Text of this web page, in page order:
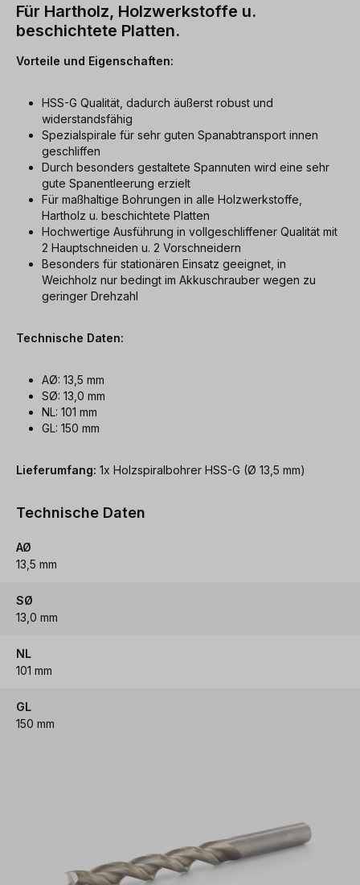
Für Hartholz, Holzwerkstoffe u.
beschichtete Platten.
Vorteile und Eigenschaften:
HSS-G Qualität, dadurch äußerst robust und
widerstandsfähig
Spezialspirale für sehr guten Spanabtransport innen
geschliffen
Durch besonders gestaltete Spannuten wird eine sehr
gute Spanentleerung erzielt
Für maßhaltige Bohrungen in alle Holzwerkstoffe,
Hartholz u. beschichtete Platten
Hochwertige Ausführung in vollgeschliffener Qualität mit
2 Hauptschneiden u. 2 Vorschneidern
Besonders für stationären Einsatz geeignet, in
Weichholz nur bedingt im Akkuschrauber wegen zu
geringer Drehzahl
Technische Daten:
AØ: 13,5 mm
SØ: 13,0 mm
NL: 101 mm
GL: 150 mm
Lieferumfang: 1x Holzspiralbohrer HSS-G (Ø 13,5 mm)
Technische Daten
AØ
13,5 mm
SØ
13,0 mm
NL
101 mm
GL
150 mm